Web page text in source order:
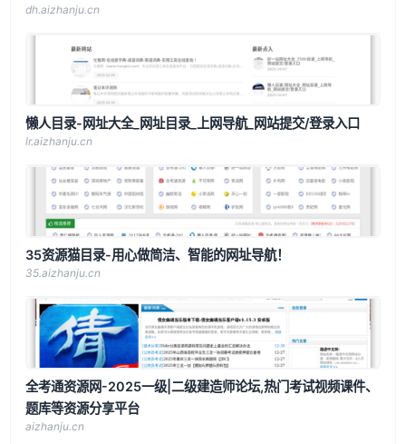
dh.aizhanju.cn
懒人目录-网址大全_网址目录_上网导航_网站提交/登录入口
lr.aizhanju.cn
35资源猫目录-用心做简洁、智能的网址导航！
35.aizhanju.cn
全考通资源网-2025一级|二级建造师论坛,热门考试视频课件、
题库等资源分享平台
aizhanju.cn